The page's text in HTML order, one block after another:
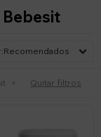
Recomendados
Quitar filtros